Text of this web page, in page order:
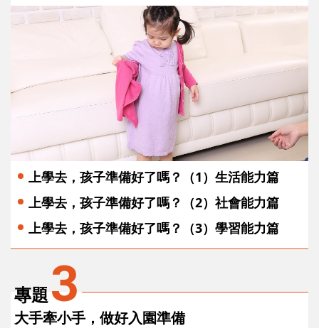
上學去，孩子準備好了嗎？（1）生活能力篇
上學去，孩子準備好了嗎？（2）社會能力篇
上學去，孩子準備好了嗎？（3）學習能力篇
專題3
大手牽小手，做好入園準備